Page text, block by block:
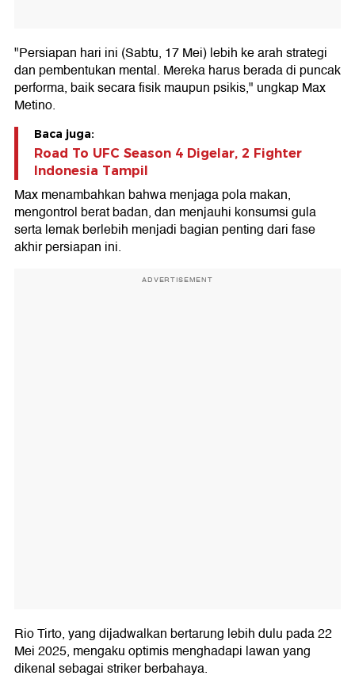
"Persiapan hari ini (Sabtu, 17 Mei) lebih ke arah strategi
dan pembentukan mental. Mereka harus berada di puncak
performa, baik secara fisik maupun psikis," ungkap Max
Metino.
Baca juga:
Road To UFC Season 4 Digelar, 2 Fighter
Indonesia Tampil
Max menambahkan bahwa menjaga pola makan,
mengontrol berat badan, dan menjauhi konsumsi gula
serta lemak berlebih menjadi bagian penting dari fase
akhir persiapan ini.
ADVERTISEMENT
Rio Tirto, yang dijadwalkan bertarung lebih dulu pada 22
Mei 2025, mengaku optimis menghadapi lawan yang
dikenal sebagai striker berbahaya.